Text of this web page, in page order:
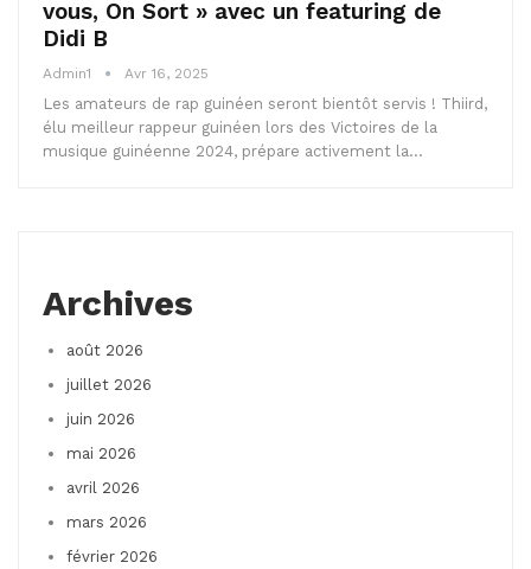
vous, On Sort » avec un featuring de
Didi B
Admin1 Avr 16, 2025
Les amateurs de rap guinéen seront bientôt servis ! Thiird,
élu meilleur rappeur guinéen lors des Victoires de la
musique guinéenne 2024, prépare activement la…
Archives
août 2026
juillet 2026
juin 2026
mai 2026
avril 2026
mars 2026
février 2026